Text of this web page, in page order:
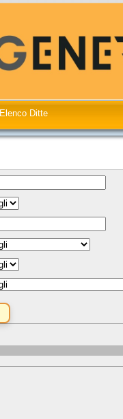
Elenco Ditte